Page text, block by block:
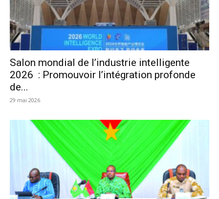
Salon mondial de l’industrie intelligente
2026 : Promouvoir l’intégration profonde
de...
29 mai 2026